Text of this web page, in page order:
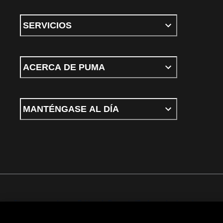
SERVICIOS
ACERCA DE PUMA
MANTÉNGASE AL DÍA
Términos y condiciones Política de PrivacidadConfigurador de cookies